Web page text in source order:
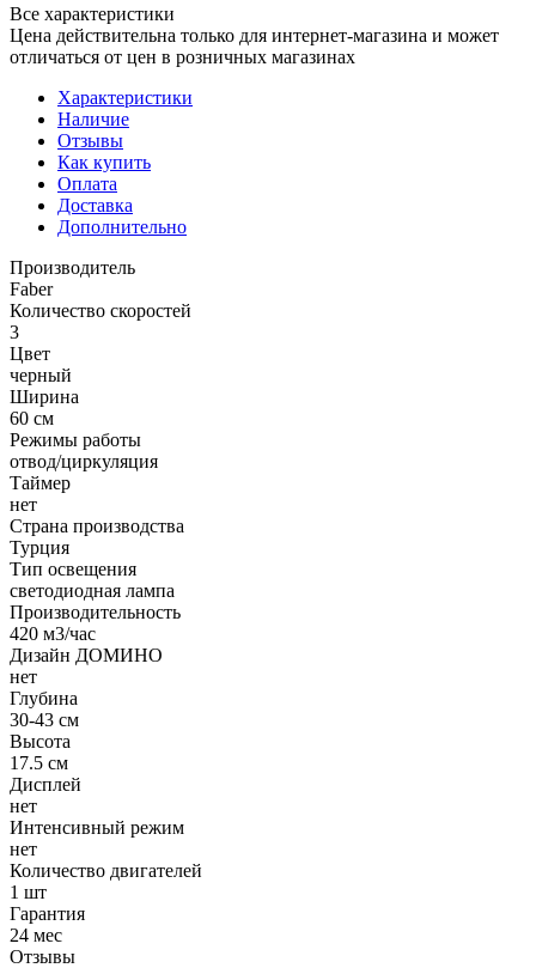
Все характеристики
Цена действительна только для интернет-магазина и может
отличаться от цен в розничных магазинах
Характеристики
Наличие
Отзывы
Как купить
Оплата
Доставка
Дополнительно
Производитель
Faber
Количество скоростей
3
Цвет
черный
Ширина
60 см
Режимы работы
отвод/циркуляция
Таймер
нет
Страна производства
Турция
Тип освещения
светодиодная лампа
Производительность
420 м3/час
Дизайн ДОМИНО
нет
Глубина
30-43 см
Высота
17.5 см
Дисплей
нет
Интенсивный режим
нет
Количество двигателей
1 шт
Гарантия
24 мес
Отзывы